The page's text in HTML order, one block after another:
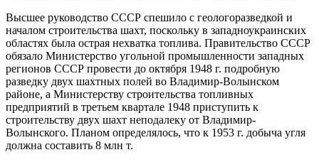
Высшее руководство СССР спешило с геологоразведкой и
началом строительства шахт, поскольку в западноукраинских
областях была острая нехватка топлива. Правительство СССР
обязало Министерство угольной промышленности западных
регионов СССР провести до октября 1948 г. подробную
разведку двух шахтных полей во Владимир-Волынском
районе, а Министерству строительства топливных
предприятий в третьем квартале 1948 приступить к
строительству двух шахт неподалеку от Владимир-
Волынского. Планом определялось, что к 1953 г. добыча угля
должна составить 8 млн т.